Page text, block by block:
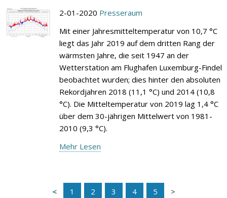
2-01-2020 Presseraum
Mit einer Jahresmitteltemperatur von 10,7 °C
liegt das Jahr 2019 auf dem dritten Rang der
wärmsten Jahre, die seit 1947 an der
Wetterstation am Flughafen Luxemburg-Findel
beobachtet wurden; dies hinter den absoluten
Rekordjahren 2018 (11,1 °C) und 2014 (10,8
°C). Die Mitteltemperatur von 2019 lag 1,4 °C
über dem 30-jährigen Mittelwert von 1981-
2010 (9,3 °C).
Mehr Lesen
1 2 3 4 5